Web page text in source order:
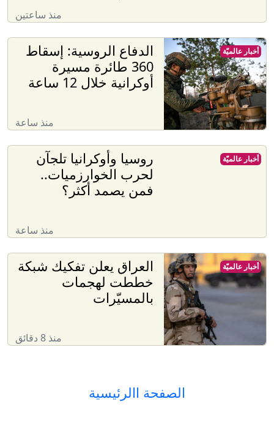
منذ ساعتين
الدفاع الروسية: إسقاط
360 طائرة مسيرة
أوكرانية خلال 12 ساعة
منذ ساعة
أخبار عالميّة
روسيا وأوكرانيا تلجآن
لحرب الخوارزميات..
فمن يصمد أكثر؟
منذ ساعة
أخبار عالميّة
العراق يعلن تفكيك شبكة
خططت لهجمات
بالمسيّرات
منذ 8 دقائق
أخبار عالميّة
الصفحة االرئيسية